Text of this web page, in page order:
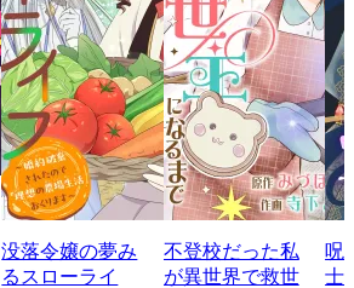
没落令嬢の夢み
るスローライ
不登校だった私
が異世界で救世
呪
士